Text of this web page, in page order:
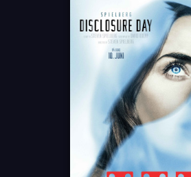
United International Pictures